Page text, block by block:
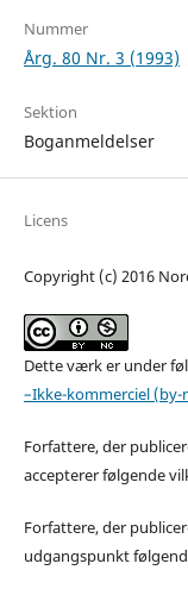
Nummer
Årg. 80 Nr. 3 (1993)
Sektion
Boganmeldelser
Licens
Copyright (c) 2016
Dette værk er under
–Ikke-kommerciel (by-
Forfattere, der
accepterer følgende
Forfattere, der
udgangspunkt